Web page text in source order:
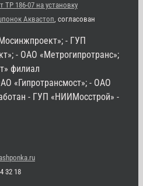
ТР 186-07 на установку
Аквастоп, согласован
- ГУП
- ОАО «Метрогипротранс»;
филиал
«Гипротрансмост»; - ОАО
- ГУП «НИИМосстрой» -
32 18